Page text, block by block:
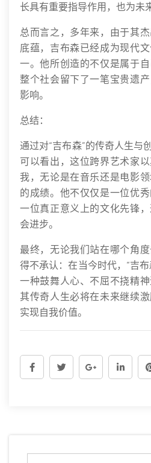
长具有重要指导作用，也为未
总而言之，多年来，由于其
底蕴，吉布森已经成为现代
一。他所创造的不仅是属于
整个社会留下了一笔宝贵遗
影响。
总结：
通过对“吉布森”的传奇人生与
可以看出，这位跨界艺术家
我，无论是在音乐还是电影
的成绩。他不仅仅是一位优
一位真正意义上的文化先锋
会进步。
最终，无论我们站在哪个角
得不承认：在当今时代，“吉布
一种鼓舞人心、不屈不挠精神
其传奇人生必将在未来继续激
实现自我价值。